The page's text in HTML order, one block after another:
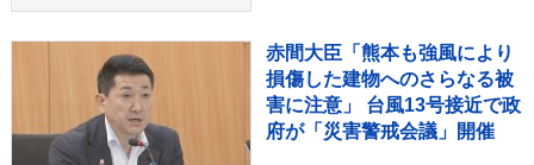
赤間大臣「熊本も強風により
損傷した建物へのさらなる被
害に注意」 台風13号接近で政
府が「災害警戒会議」開催